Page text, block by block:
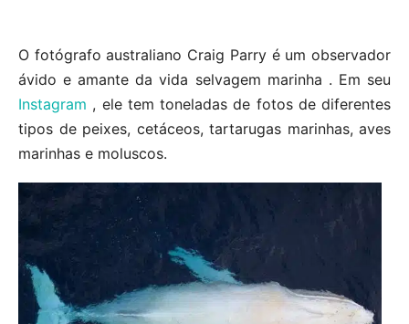
O fotógrafo australiano Craig Parry é um observador
ávido e amante da vida selvagem marinha . Em seu
Instagram , ele tem toneladas de fotos de diferentes
tipos de peixes, cetáceos, tartarugas marinhas, aves
marinhas e moluscos.